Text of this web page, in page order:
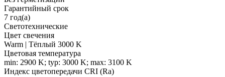
Гарантийный срок
7 год(а)
Светотехнические
Цвет свечения
Warm | Тёплый 3000 K
Цветовая температура
min: 2900 K; typ: 3000 K; max: 3100 K
Индекс цветопередачи CRI (Ra)